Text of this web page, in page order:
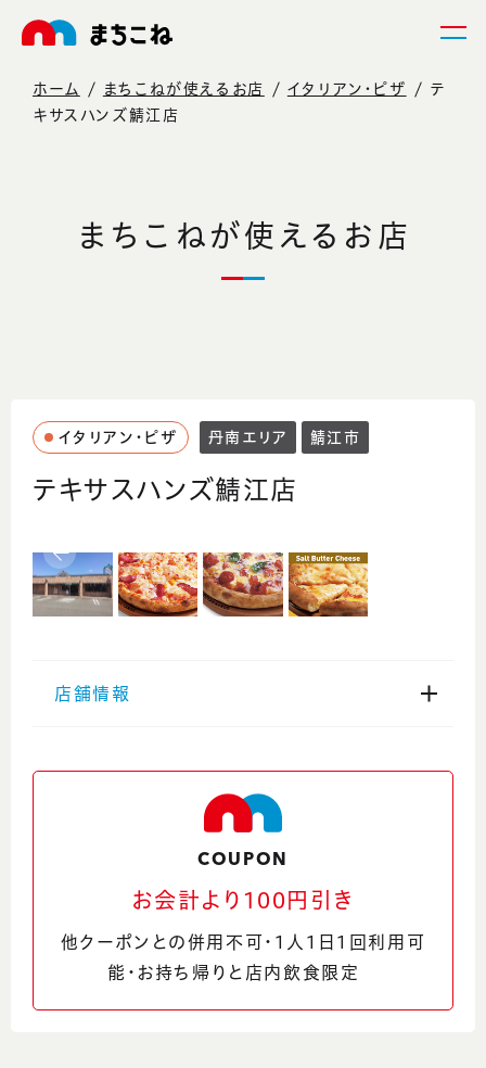
ホーム まちこねが使えるお店 イタリアン・ピザ
テ
キサスハンズ鯖江店
まちこねが使えるお店
イタリアン・ピザ 丹南エリア 鯖江市
テキサスハンズ鯖江店
店舗情報
福井県鯖江市有定町3丁目2-12
0778-54-3330
ウェブサイト
http://www.texas-hands.jp/
COUPON
お会計より100円引き
他クーポンとの併用不可・1人1日1回利用可
能・お持ち帰りと店内飲食限定